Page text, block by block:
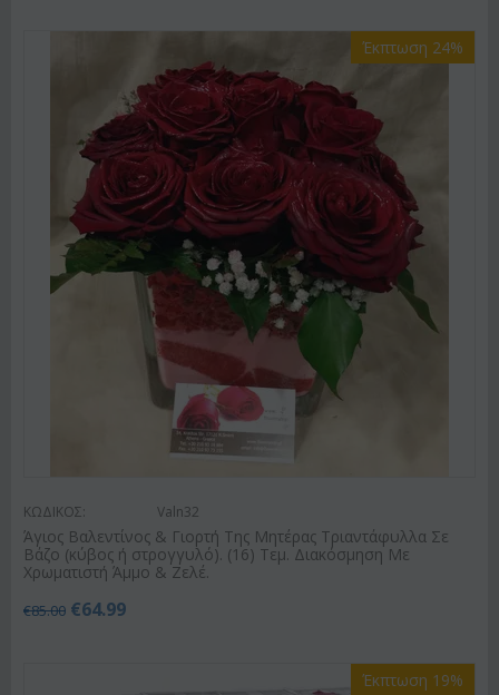
Έκπτωση 24%
ΚΩΔΙΚΟΣ: Valn32
Άγιος Βαλεντίνος & Γιορτή Της Μητέρας Τριαντάφυλλα Σε
Βάζο (κύβος ή στρογγυλό). (16) Τεμ. Διακόσμηση Με
Χρωματιστή Άμμο & Ζελέ.
€85.00 €64.99
Έκπτωση 19%